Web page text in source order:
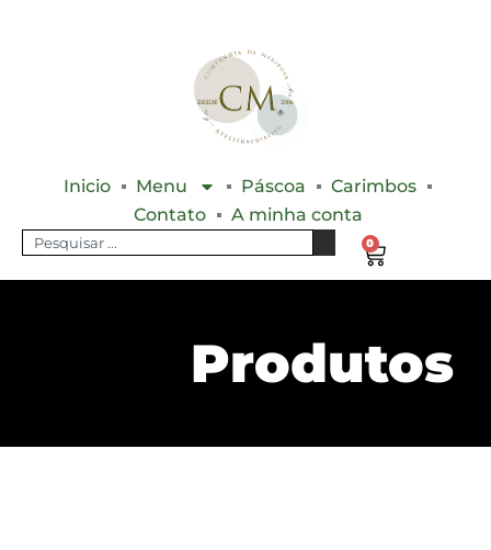
Inicio Menu Páscoa
Carimbos
Contato
A minha conta
0
Produtos